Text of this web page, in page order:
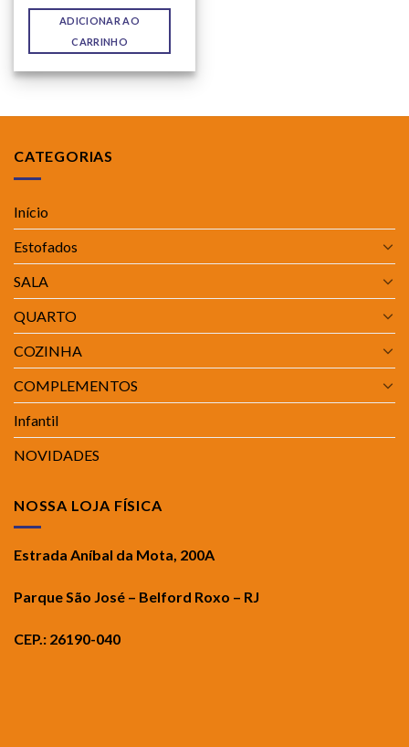
ADICIONAR AO
CARRINHO
CATEGORIAS
Início
Estofados
SALA
QUARTO
COZINHA
COMPLEMENTOS
Infantil
NOVIDADES
NOSSA LOJA FÍSICA
Estrada Aníbal da Mota, 200A
Parque São José – Belford Roxo – RJ
CEP.: 26190-040